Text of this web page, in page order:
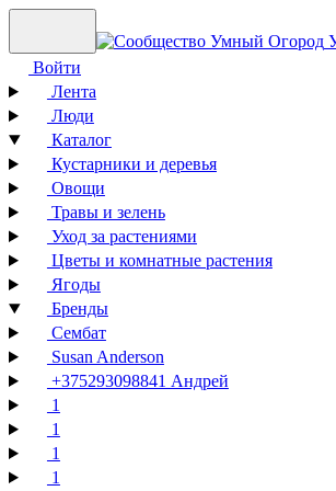
Войти
Лента
Люди
Каталог
Кустарники и деревья
Овощи
Травы и зелень
Уход за растениями
Цветы и комнатные растения
Ягоды
Бренды
Сембат
Susan Anderson
+375293098841 Андрей
1
1
1
1